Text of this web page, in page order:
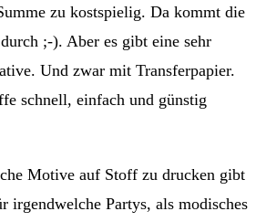
zu kostspielig. Da kommt die
;-). Aber es gibt eine sehr
Und zwar mit Transferpapier.
schnell, einfach und günstig
Motive auf Stoff zu drucken gibt
irgendwelche Partys, als modisches